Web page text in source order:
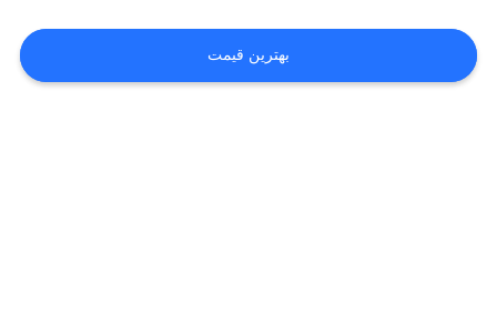
تماس
بگیرید
بهترین قیمت